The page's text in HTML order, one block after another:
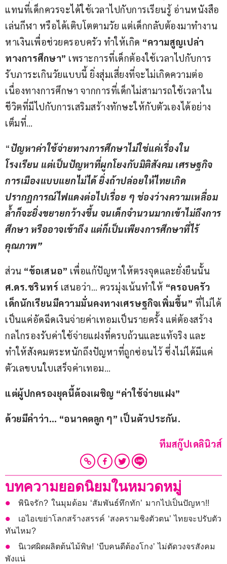
แทนที่เด็กควรจะได้ใช้เวลาไปกับการเรียนรู้ อ่านหนังสือ
เล่นกีฬา หรือได้เติบโตตามวัย แต่เด็กกลับต้องมาทำงาน
หาเงินเพื่อช่วยครอบครัว ทำให้เกิด “ความสูญเปล่า
ทางการศึกษา” เพราะการที่เด็กต้องใช้เวลาไปกับการ
รับภาระเกินวัยแบบนี้ ยิ่งสุ่มเสี่ยงที่จะไม่เกิดความต่อ
เนื่องทางการศึกษา จากการที่เด็กไม่สามารถใช้เวลาใน
ชีวิตที่มีไปกับการเสริมสร้างทักษะให้กับตัวเองได้อย่าง
เต็มที่…
“ปัญหาค่าใช้จ่ายทางการศึกษาไม่ใช่แค่เรื่องใน
โรงเรียน แต่เป็นปัญหาที่ผูกโยงกับมิติสังคม เศรษฐกิจ
การเมืองแบบแยกไม่ได้ ยิ่งถ้าปล่อยให้ไทยเกิด
ปรากฏการณ์ไฟแดงต่อไปเรื่อย ๆ ช่องว่างความเหลื่อม
ล้ำก็จะยิ่งขยายกว้างขึ้น จนเด็กจำนวนมากเข้าไม่ถึงการ
ศึกษา หรืออาจเข้าถึง แต่ก็เป็นเพียงการศึกษาที่ไร้
คุณภาพ”
ส่วน “ข้อเสนอ” เพื่อแก้ปัญหาให้ตรงจุดและยั่งยืนนั้น
ศ.ดร.ชรินทร์ เสนอว่า… ควรมุ่งเน้นทำให้ “ครอบครัว
เด็กนักเรียนมีความมั่นคงทางเศรษฐกิจเพิ่มขึ้น” ที่ไม่ได้
เป็นแค่อัดฉีดเงินจ่ายค่าเทอมเป็นรายครั้ง แต่ต้องสร้าง
กลไกรองรับค่าใช้จ่ายแฝงที่ครบถ้วนและแท้จริง และ
ทำให้สังคมตระหนักถึงปัญหาที่ถูกซ่อนไว้ ซึ่งไม่ได้มีแค่
ตัวเลขบนใบเสร็จค่าเทอม…
แต่ผู้ปกครองยุคนี้ต้องเผชิญ “ค่าใช้จ่ายแฝง”
ด้วยมีคำว่า… “อนาคตลูก ๆ” เป็นตัวประกัน.
ทีมสกู๊ปเดลินิวส์
บทความยอดนิยมในหมวดหมู่
พินิจรัก? ในมุมด้อม ‘สัมพันธ์ทึกทัก’ มากไปเป็นปัญหา!!
เอไอเขย่าโลกสร้างสรรค์ ‘สงครามชิงตัวตน’ ไทยจะปรับตัว
ทันไหม?
นิเวศผิดผลิตต้นไม้พิษ! ‘บีบคนดีต้องโกง’ ไม่ตัดวงจรสังคม
พังแน่